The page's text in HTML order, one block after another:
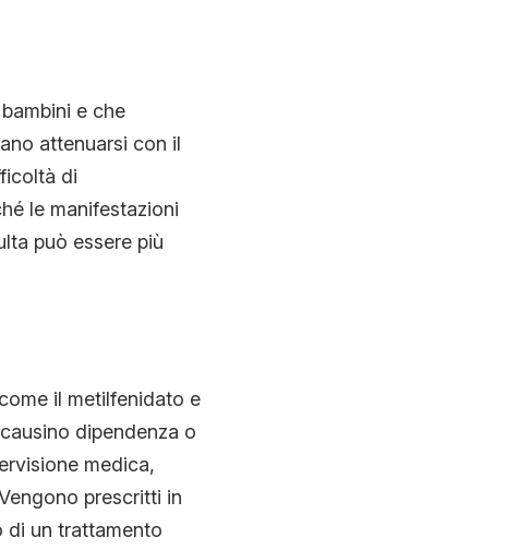
e che
attenuarsi con il
di
le manifestazioni
può essere più
il metilfenidato e
dipendenza o
medica,
prescritti in
di un trattamento